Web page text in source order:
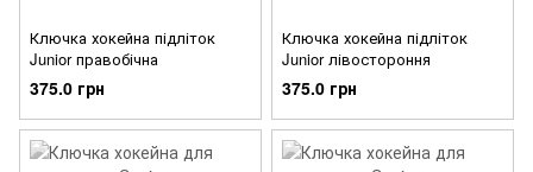
Ключка хокейна підліток
Junior правобічна
375.0 грн
Ключка хокейна підліток
Junior лівостороння
375.0 грн